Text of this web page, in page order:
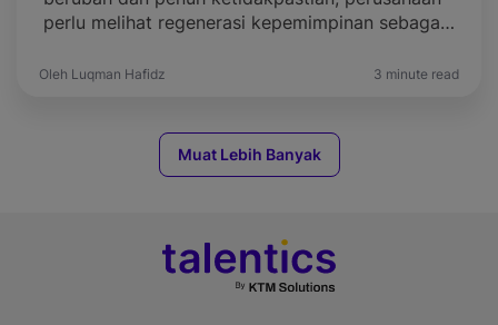
perlu melihat regenerasi kepemimpinan sebagai
jangka panjang. Ketahanan bisnis tidak cukup
menyiapkan calon pemimpin masa depan.
Sayangnya, masih banyak organisasi yang
Oleh Luqman Hafidz 3 minute read
Muat Lebih Banyak